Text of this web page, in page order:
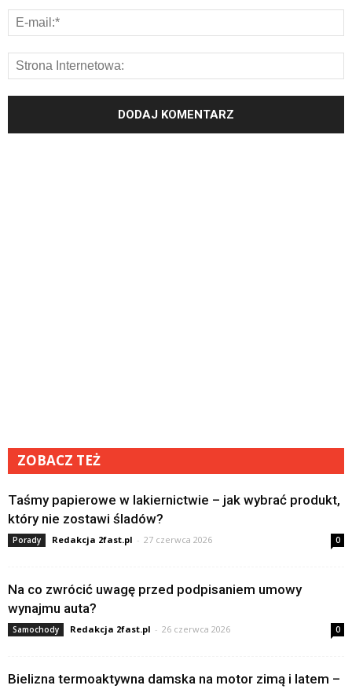
ZOBACZ TEŻ
Taśmy papierowe w lakiernictwie – jak wybrać produkt,
który nie zostawi śladów?
Porady Redakcja 2fast.pl - 27 czerwca 2026 0
Na co zwrócić uwagę przed podpisaniem umowy
wynajmu auta?
Samochody Redakcja 2fast.pl - 26 czerwca 2026 0
Bielizna termoaktywna damska na motor zimą i latem –